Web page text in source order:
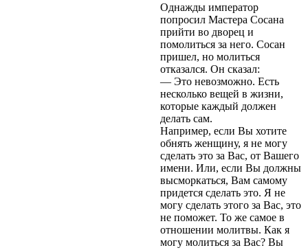
Однажды император
попросил Мастера Сосана
прийти во дворец и
помолиться за него. Сосан
пришел, но молиться
отказался. Он сказал:
— Это невозможно. Есть
несколько вещей в жизни,
которые каждый должен
делать сам.
Например, если Вы хотите
обнять женщину, я не могу
сделать это за Вас, от Вашего
имени. Или, если Вы должны
высморкаться, Вам самому
придется сделать это. Я не
могу сделать этого за Вас, это
не поможет. То же самое в
отношении молитвы. Как я
могу молиться за Вас? Вы